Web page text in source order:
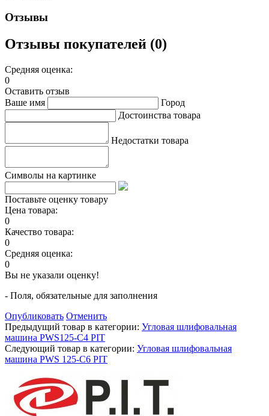
Отзывы
Отзывы покупателей (0)
Средняя оценка:
0
Оставить отзыв
Ваше имя
Город
Достоинства товара
Недостатки товара
Символы на картинке
Поставьте оценку товару
Цена товара:
0
Качество товара:
0
Средняя оценка:
0
Вы не указали оценку!
- Поля, обязательные для заполнения
Опубликовать Отменить
Предыдущий товар в категории: Угловая шлифовальная
машина PWS125-С4 PIT
Следующий товар в категории: Угловая шлифовальная
машина PWS 125-С6 PIT